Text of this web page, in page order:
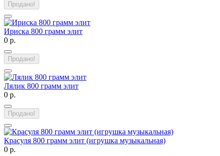
Продано!
Ириска 800 грамм элит
0 р.
Продано!
Лялик 800 грамм элит
0 р.
Продано!
Красуля 800 грамм элит (игрушка музыкальная)
0 р.